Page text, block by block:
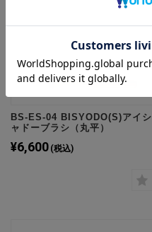
BS-ES-04 BISYODO(S)アイシ
ャドーブラシ（丸平）
¥6,600 (税込)